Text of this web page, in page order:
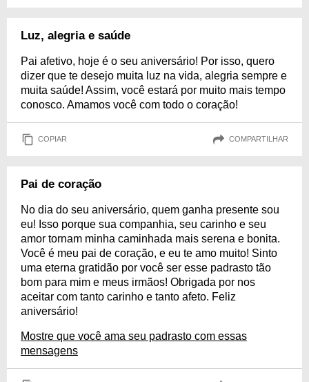
Luz, alegria e saúde
Pai afetivo, hoje é o seu aniversário! Por isso, quero
dizer que te desejo muita luz na vida, alegria sempre e
muita saúde! Assim, você estará por muito mais tempo
conosco. Amamos você com todo o coração!
COPIAR COMPARTILHAR
Pai de coração
No dia do seu aniversário, quem ganha presente sou
eu! Isso porque sua companhia, seu carinho e seu
amor tornam minha caminhada mais serena e bonita.
Você é meu pai de coração, e eu te amo muito! Sinto
uma eterna gratidão por você ser esse padrasto tão
bom para mim e meus irmãos! Obrigada por nos
aceitar com tanto carinho e tanto afeto. Feliz
aniversário!
Mostre que você ama seu padrasto com essas
mensagens